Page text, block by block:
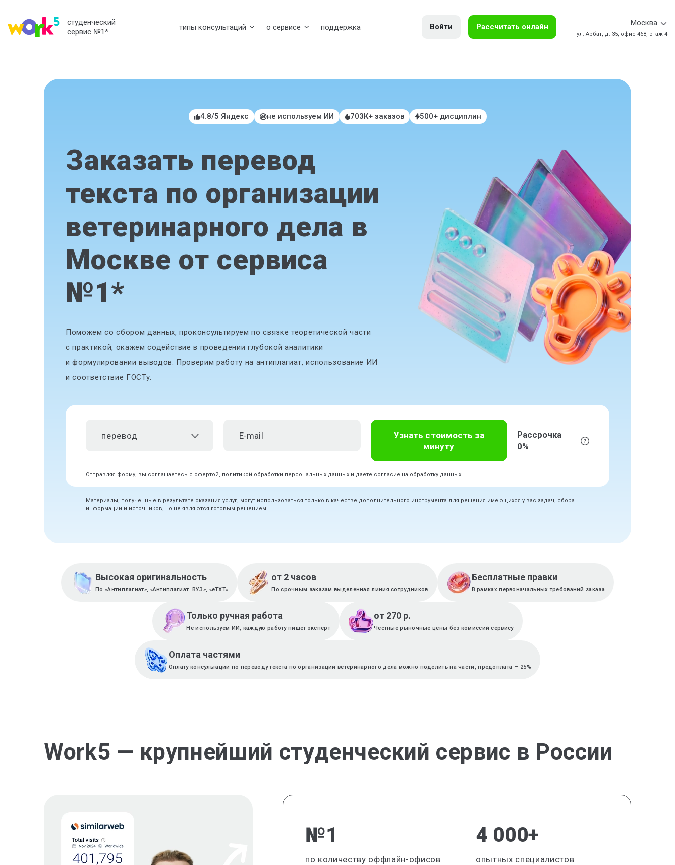
студенческий
сервис №1* типы консультаций о сервисе поддержка Войти Рассчитать онлайн Москва
ул. Арбат, д. 35, офис 468, этаж 4
4.8/5 Яндекс не используем ИИ 703К+ заказов 500+ дисциплин
Заказать перевод
текста по организации
ветеринарного дела в
Москве от сервиса
№1*
Поможем со сбором данных, проконсультируем по связке теоретической части
с практикой, окажем содействие в проведении глубокой аналитики
и формулировании выводов. Проверим работу на антиплагиат, использование ИИ
и соответствие ГОСТу.
перевод
Узнать стоимость за
минуту
Рассрочка
0%
Отправляя форму, вы соглашаетесь с офертой, политикой обработки персональных данных и даете согласие на обработку данных
Материалы, полученные в результате оказания услуг, могут использоваться только в качестве дополнительного инструмента для решения имеющихся у вас задач, сбора
информации и источников, но не являются готовым решением.
Высокая оригинальность
По «Антиплагиат», «Антиплагиат. ВУЗ», «eTXT»
от 2 часов
По срочным заказам выделенная линия сотрудников
Бесплатные правки
В рамках первоначальных требований заказа
Только ручная работа
Не используем ИИ, каждую работу пишет эксперт
от 270 р.
Честные рыночные цены без комиссий сервису
Оплата частями
Оплату консультации по переводу текста по организации ветеринарного дела можно поделить на части, предоплата — 25%
Work5 — крупнейший студенческий сервис в России
№1
по количеству оффлайн-офисов
4 000+
опытных специалистов